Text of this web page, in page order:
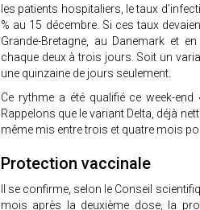
les patients hospitaliers, le taux
% au 15 décembre. Si ces taux
Grande-Bretagne, au Danemark et
chaque deux à trois jours. Soit un
une quinzaine de jours seulement.
Ce rythme a été qualifié ce week-
Rappelons que le variant Delta, déjà
même mis entre trois et quatre mois
Protection vaccinale
Il se confirme, selon le Conseil
mois après la deuxième dose, la